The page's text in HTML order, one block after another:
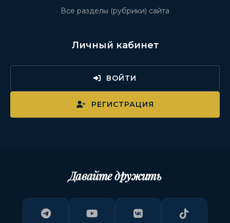
Все разделы (рубрики) сайта
Личный кабинет
ВОЙТИ
РЕГИСТРАЦИЯ
Давайте дружить